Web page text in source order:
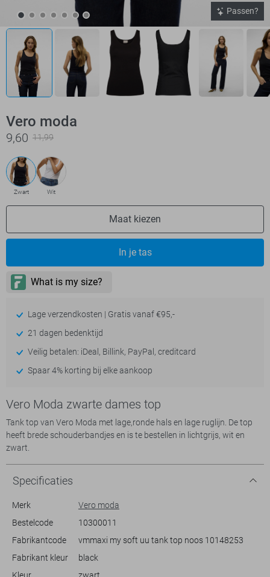
Passen?
Vero moda
9,60 11,99
Zwart Wit
Maat kiezen
In je tas
Lage verzendkosten | Gratis vanaf €95,-
21 dagen bedenktijd
Veilig betalen: iDeal, Billink, PayPal, creditcard
Spaar 4% korting bij elke aankoop
Vero Moda zwarte dames top
Tank top van Vero Moda met lage,ronde hals en lage ruglijn. De top
heeft brede schouderbandjes en is te bestellen in lichtgrijs, wit en
zwart.
Specificaties
Merk
Vero moda
Bestelcode
10300011
Fabrikantcode
vmmaxi my soft uu tank top noos 10148253
Fabrikant kleur
black